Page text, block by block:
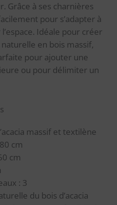
Grâce à ses charnières
pour s’adapter à
Idéale pour créer
en bois massif,
pour ajouter une
ou pour délimiter un
massif et textilène
cm
cm
: 3
du bois d’acacia